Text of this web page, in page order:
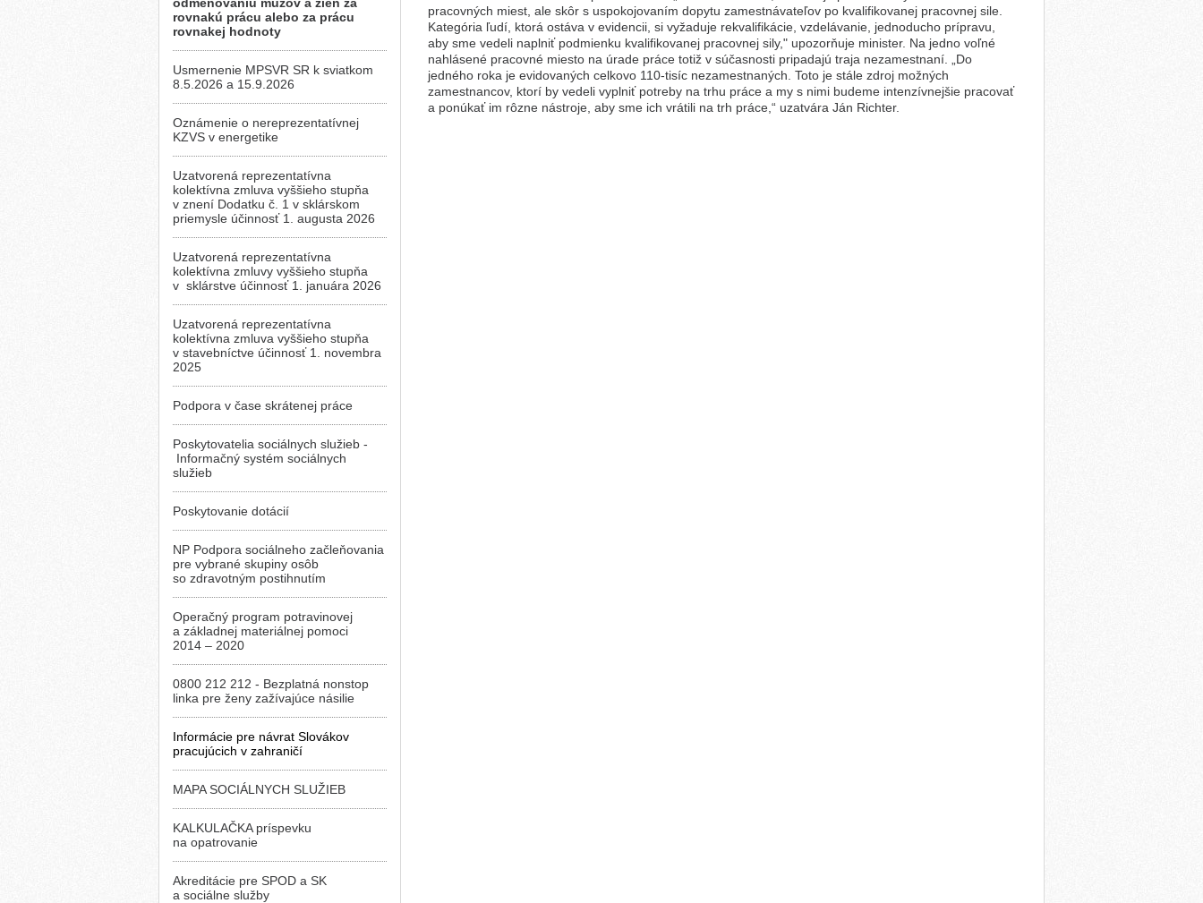
pracovných miest, ale skôr s uspokojovaním dopytu zamestnávateľov po kvalifikovanej pracovnej sile.
Kategória ľudí, ktorá ostáva v evidencii, si vyžaduje rekvalifikácie, vzdelávanie, jednoducho prípravu,
aby sme vedeli naplniť podmienku kvalifikovanej pracovnej sily," upozorňuje minister. Na jedno voľné
nahlásené pracovné miesto na úrade práce totiž v súčasnosti pripadajú traja nezamestnaní. „Do
jedného roka je evidovaných celkovo 110-tisíc nezamestnaných. Toto je stále zdroj možných
zamestnancov, ktorí by vedeli vyplniť potreby na trhu práce a my s nimi budeme intenzívnejšie pracovať
a ponúkať im rôzne nástroje, aby sme ich vrátili na trh práce,“ uzatvára Ján Richter.
rovnakú prácu alebo za prácu
rovnakej hodnoty
Usmernenie MPSVR SR k sviatkom
8.5.2026 a 15.9.2026
Oznámenie o nereprezentatívnej
KZVS v energetike
Uzatvorená reprezentatívna
kolektívna zmluva vyššieho stupňa
v znení Dodatku č. 1 v sklárskom
priemysle účinnosť 1. augusta 2026
Uzatvorená reprezentatívna
kolektívna zmluvy vyššieho stupňa
v sklárstve účinnosť 1. januára 2026
Uzatvorená reprezentatívna
kolektívna zmluva vyššieho stupňa
v stavebníctve účinnosť 1. novembra
2025
Podpora v čase skrátenej práce
Poskytovatelia sociálnych služieb -
Informačný systém sociálnych
služieb
Poskytovanie dotácií
NP Podpora sociálneho začleňovania
pre vybrané skupiny osôb
so zdravotným postihnutím
Operačný program potravinovej
a základnej materiálnej pomoci
2014 – 2020
0800 212 212 - Bezplatná nonstop
linka pre ženy zažívajúce násilie
Informácie pre návrat Slovákov
pracujúcich v zahraničí
MAPA SOCIÁLNYCH SLUŽIEB
KALKULAČKA príspevku
na opatrovanie
Akreditácie pre SPOD a SK
a sociálne služby